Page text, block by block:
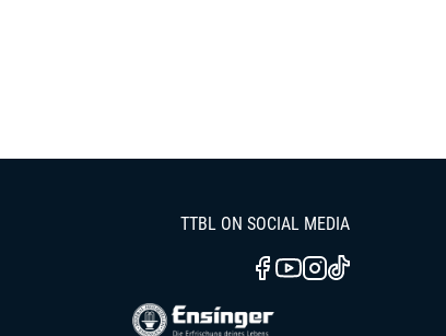
TTBL ON SOCIAL MEDIA